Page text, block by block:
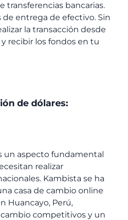
transferencias bancarias.
de entrega de efectivo. Sin
la transacción desde
recibir los fondos en tu
de dólares:
un aspecto fundamental
realizar
Kambista se ha
casa de cambio online
Huancayo, Perú,
competitivos y un